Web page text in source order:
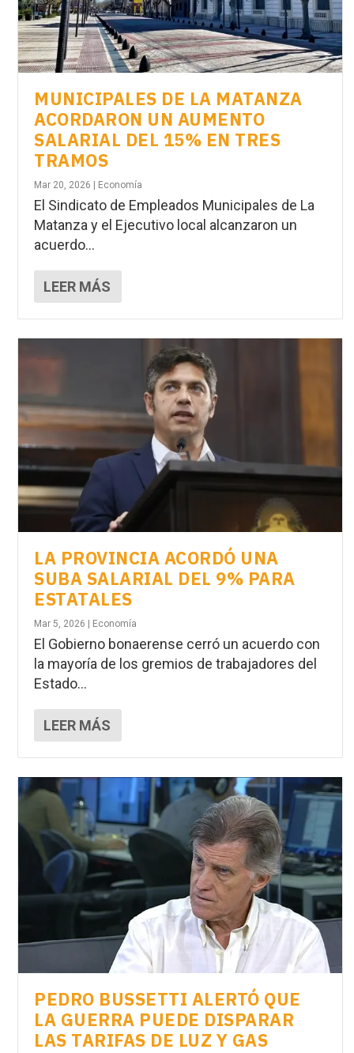
MUNICIPALES DE LA MATANZA
ACORDARON UN AUMENTO
SALARIAL DEL 15% EN TRES
TRAMOS
Mar 20, 2026 | Economía
El Sindicato de Empleados Municipales de La
Matanza y el Ejecutivo local alcanzaron un
acuerdo...
LEER MÁS
LA PROVINCIA ACORDÓ UNA
SUBA SALARIAL DEL 9% PARA
ESTATALES
Mar 5, 2026 Economía
El Gobierno bonaerense cerró un acuerdo con
la mayoría de los gremios de trabajadores del
Estado...
LEER MÁS
PEDRO BUSSETTI ALERTÓ QUE
LA GUERRA PUEDE DISPARAR
LAS TARIFAS DE LUZ Y GAS